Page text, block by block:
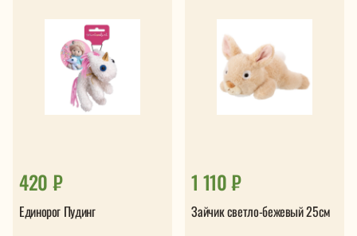
420 ₽
Единорог Пудинг
1 110 ₽
Зайчик светло-бежевый 25см